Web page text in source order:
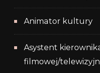
Animator kultury
Asystent
filmowej/